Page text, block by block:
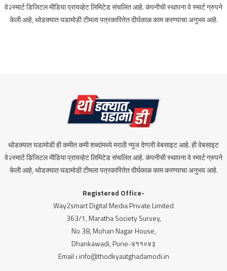
वे२स्मार्ट डिजिटल मीडिया प्रायव्हेट लिमिटेड संचलित आहे. कंपनीची स्थापना वे स्मार्ट ग्रुपने
केली आहे, थोडक्यात घडामोडी टीमला पत्रकारितेत दीर्घकाळ काम करण्याचा अनुभव आहे.
थोडक्यात घडामोडी ही कमीत कमी शब्दांमध्ये मराठी न्युज देणारी वेबसाइट आहे. ही वेबसाइट
वे२स्मार्ट डिजिटल मीडिया प्रायव्हेट लिमिटेड संचलित आहे. कंपनीची स्थापना वे स्मार्ट ग्रुपने
केली आहे, थोडक्यात घडामोडी टीमला पत्रकारितेत दीर्घकाळ काम करण्याचा अनुभव आहे.
Registered Office-
Way2smart Digital Media Private Limited
363/1, Maratha Society Survey,
No 38, Mohan Nagar House,
Dhankawadi, Pune-४११०४३
Email :info@thodkyaatghadamodi.in